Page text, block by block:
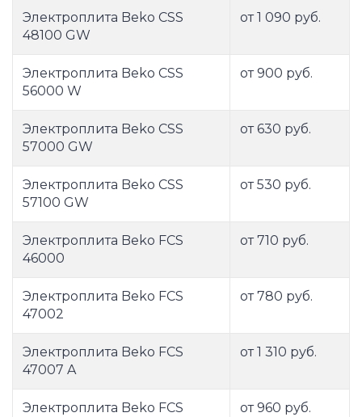
Электроплита Beko CSS
48100 GW
от 1 090 руб.
Электроплита Beko CSS
56000 W
от 900 руб.
Электроплита Beko CSS
57000 GW
от 630 руб.
Электроплита Beko CSS
57100 GW
от 530 руб.
Электроплита Beko FCS
46000
от 710 руб.
Электроплита Beko FCS
47002
от 780 руб.
Электроплита Beko FCS
47007 A
от 1 310 руб.
Электроплита Beko FCS
от 960 руб.